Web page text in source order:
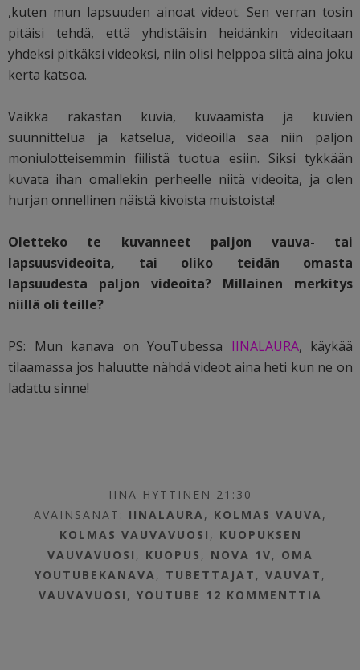
,kuten mun lapsuuden ainoat videot. Sen verran tosin
pitäisi tehdä, että yhdistäisin heidänkin videoitaan
yhdeksi pitkäksi videoksi, niin olisi helppoa siitä aina joku
kerta katsoa.
Vaikka rakastan kuvia, kuvaamista ja kuvien
suunnittelua ja katselua, videoilla saa niin paljon
moniulotteisemmin fiilistä tuotua esiin. Siksi tykkään
kuvata ihan omallekin perheelle niitä videoita, ja olen
hurjan onnellinen näistä kivoista muistoista!
Oletteko te kuvanneet paljon vauva- tai
lapsuusvideoita, tai oliko teidän omasta
lapsuudesta paljon videoita? Millainen merkitys
niillä oli teille?
PS: Mun kanava on YouTubessa IINALAURA, käykää
tilaamassa jos haluutte nähdä videot aina heti kun ne on
ladattu sinne!
IINA HYTTINEN 21:30
AVAINSANAT: IINALAURA, KOLMAS VAUVA,
KOLMAS VAUVAVUOSI , KUOPUKSEN
VAUVAVUOSI , KUOPUS , NOVA 1V, OMA
YOUTUBEKANAVA, TUBETTAJAT ,VAUVAT ,
VAUVAVUOSI ,YOUTUBE 12 KOMMENTTIA